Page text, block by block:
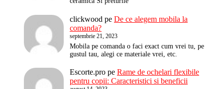
clickwood pe De ce alegem mobila la
comanda?
septembrie 21, 2023
Mobila pe comanda o faci exact cum vrei tu, pe
gustul tau, alegi ce materiale vrei, etc.
Escorte.pro pe Rame de ochelari flexibile
pentru copii: Caracteristici si beneficii